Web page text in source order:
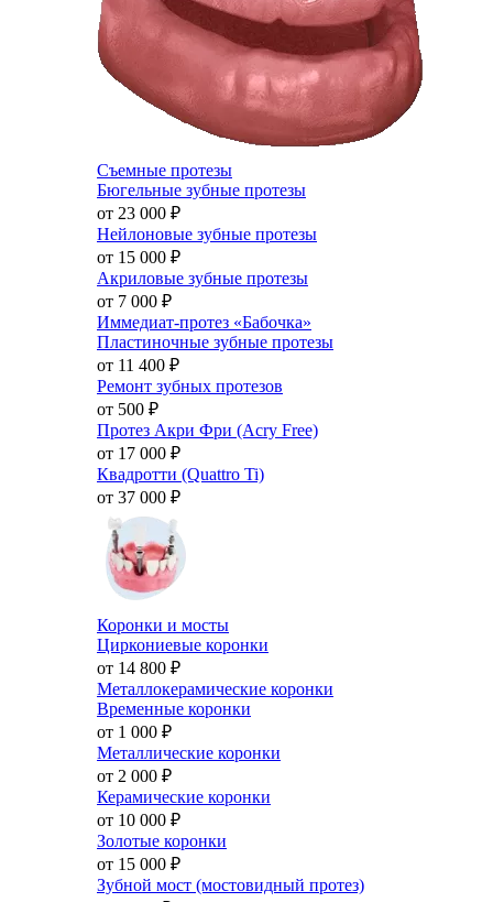
Съемные протезы
Бюгельные зубные протезы
от 23 000 ₽
Нейлоновые зубные протезы
от 15 000 ₽
Акриловые зубные протезы
от 7 000 ₽
Иммедиат-протез «Бабочка»
Пластиночные зубные протезы
от 11 400 ₽
Ремонт зубных протезов
от 500 ₽
Протез Акри Фри (Acry Free)
от 17 000 ₽
Квадротти (Quattro Ti)
от 37 000 ₽
Коронки и мосты
Циркониевые коронки
от 14 800 ₽
Металлокерамические коронки
Временные коронки
от 1 000 ₽
Металлические коронки
от 2 000 ₽
Керамические коронки
от 10 000 ₽
Золотые коронки
от 15 000 ₽
Зубной мост (мостовидный протез)